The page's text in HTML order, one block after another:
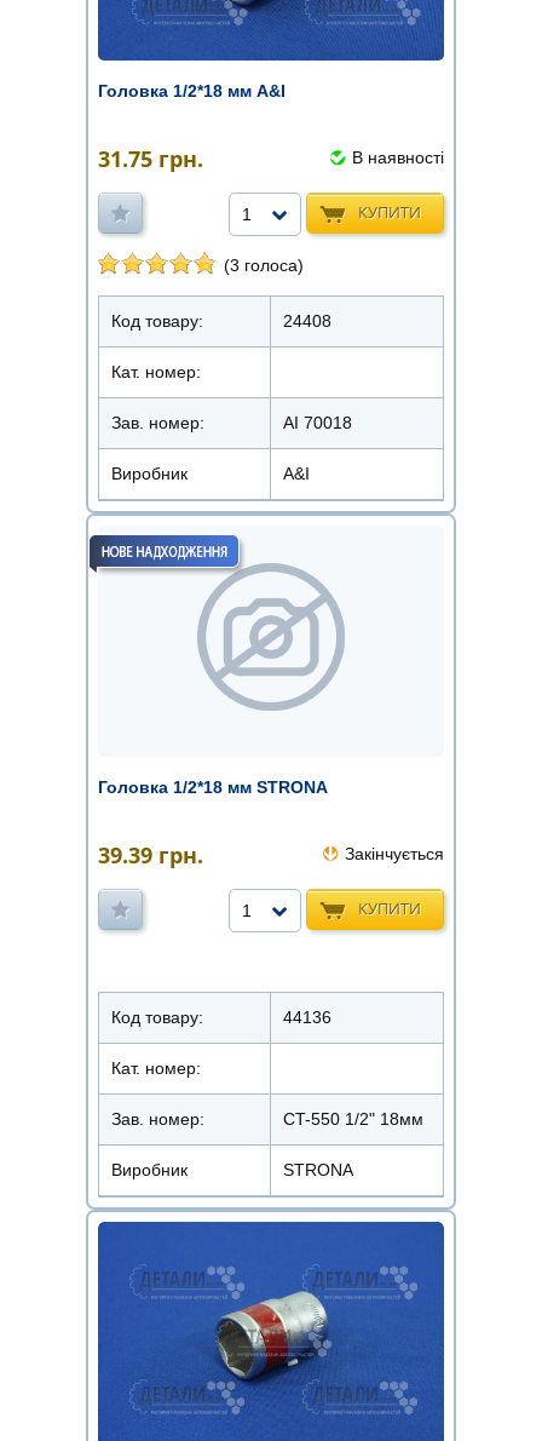
Головка 1/2*18 мм A&I
31.75 грн. В наявності
КУПИТИ
1
(3 голоса)
Код товару: 24408
Кат. номер:
Зав. номер: AI 70018
Виробник A&I
Головка 1/2*18 мм STRONA
39.39 грн. Закінчується
КУПИТИ
1
Код товару: 44136
Кат. номер:
Зав. номер: CT-550 1/2" 18мм
Виробник STRONA